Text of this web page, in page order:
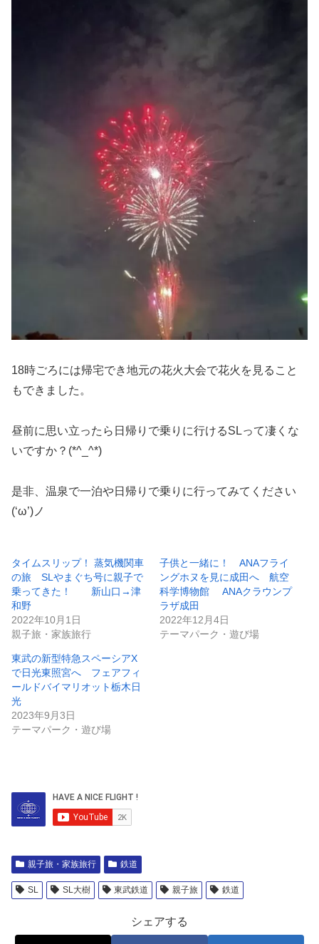
18時ごろには帰宅でき地元の花火大会で花火を見ること
もできました。
昼前に思い立ったら日帰りで乗りに行けるSLって凄くな
いですか？(*^_^*)
是非、温泉で一泊や日帰りで乗りに行ってみてください
(‘ω’)ノ
タイムスリップ！ 蒸気機関車
の旅 SLやまぐち号に親子で
乗ってきた！ 新山口→津
和野
2022年10月1日
親子旅・家族旅行
子供と一緒に！ ANAフライ
ングホヌを見に成田へ 航空
科学博物館 ANAクラウンプ
ラザ成田
2022年12月4日
テーマパーク・遊び場
東武の新型特急スペーシアX
で日光東照宮へ フェアフィ
ールドバイマリオット栃木日
光
2023年9月3日
テーマパーク・遊び場
親子旅・家族旅行 鉄道
SL SL大樹 東武鉄道 親子旅 鉄道
シェアする